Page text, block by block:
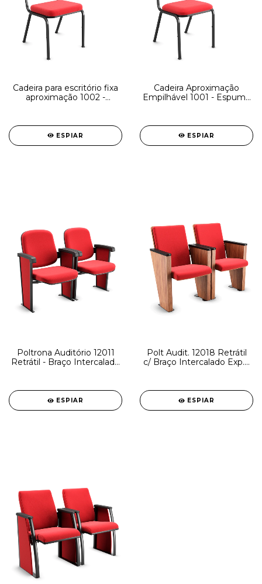
Cadeira para escritório fixa
aproximação 1002 -
ESPIAR
Cadeira Aproximação
Empilhável 1001 - Espuma
ESPIAR
Poltrona Auditório 12011
Retrátil - Braço Intercalado
ESPIAR
Polt Audit. 12018 Retrátil
c/ Braço Intercalado Exp. -
ESPIAR